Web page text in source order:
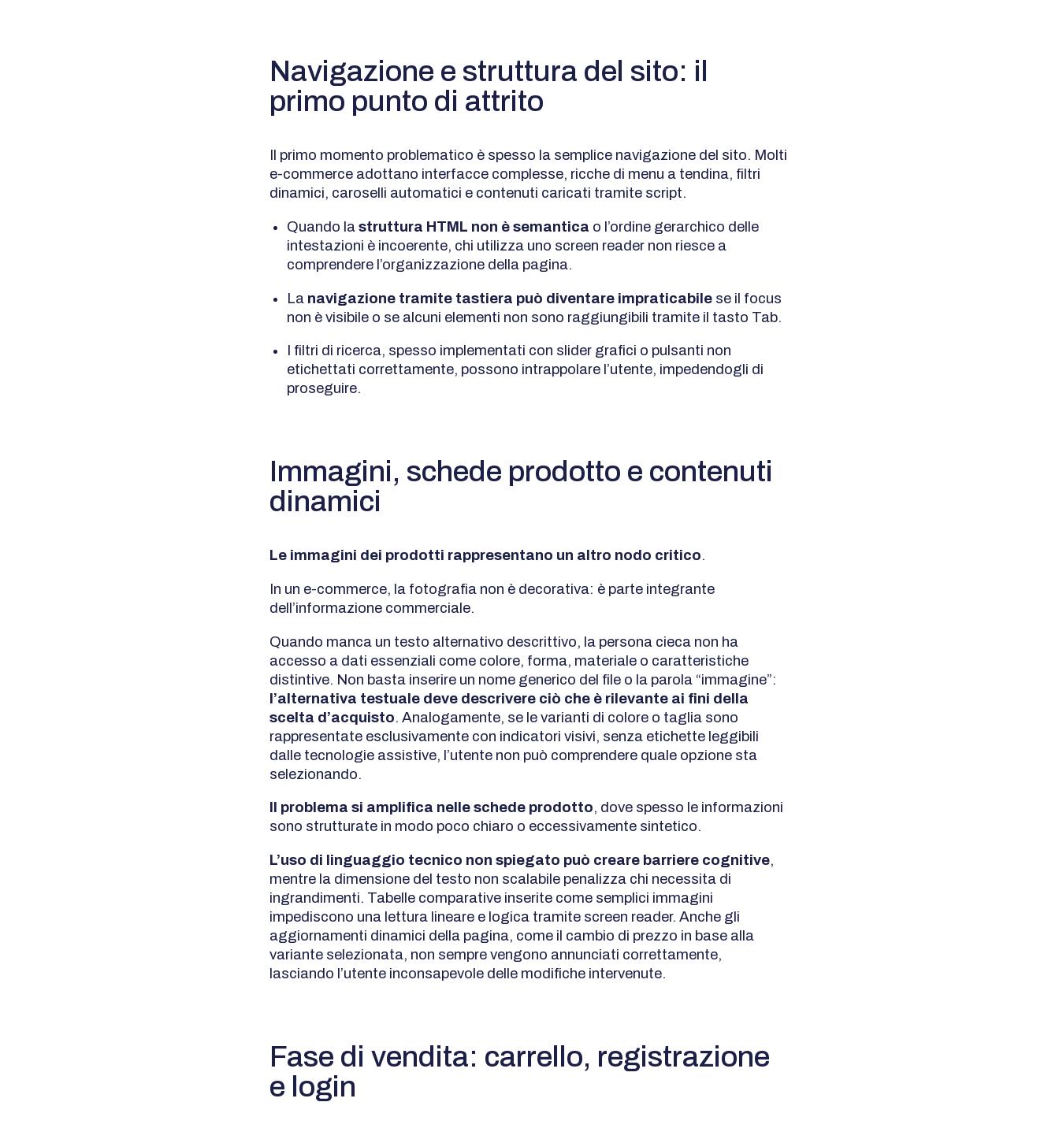
Navigazione e struttura del sito: il
primo punto di attrito
Il primo momento problematico è spesso la semplice navigazione del sito. Molti
e-commerce adottano interfacce complesse, ricche di menu a tendina, filtri
dinamici, caroselli automatici e contenuti caricati tramite script.
Quando lastruttura HTML non è semantica o l’ordine gerarchico delle
intestazioni è incoerente, chi utilizza uno screen reader non riesce a
comprendere l’organizzazione della pagina.
La navigazione tramite tastiera può diventare impraticabile se il focus
non è visibile o se alcuni elementi non sono raggiungibili tramite il tasto Tab.
I filtri di ricerca, spesso implementati con slider grafici o pulsanti non
etichettati correttamente, possono intrappolare l’utente, impedendogli di
proseguire.
Immagini, schede prodotto e contenuti
dinamici
Le immagini dei prodotti rappresentano un altro nodo critico.
In un e-commerce, la fotografia non è decorativa: è parte integrante
dell’informazione commerciale.
Quando manca un testo alternativo descrittivo, la persona cieca non ha
accesso a dati essenziali come colore, forma, materiale o caratteristiche
distintive. Non basta inserire un nome generico del file o la parola “immagine”:
l’alternativa testuale deve descrivere ciò che è rilevante ai fini della
scelta d’acquisto. Analogamente, se le varianti di colore o taglia sono
rappresentate esclusivamente con indicatori visivi, senza etichette leggibili
dalle tecnologie assistive, l’utente non può comprendere quale opzione sta
selezionando.
Il problema si amplifica nelle schede prodotto, dove spesso le informazioni
sono strutturate in modo poco chiaro o eccessivamente sintetico.
L’uso di linguaggio tecnico non spiegato può creare barriere cognitive,
mentre la dimensione del testo non scalabile penalizza chi necessita di
ingrandimenti. Tabelle comparative inserite come semplici immagini
impediscono una lettura lineare e logica tramite screen reader. Anche gli
aggiornamenti dinamici della pagina, come il cambio di prezzo in base alla
variante selezionata, non sempre vengono annunciati correttamente,
lasciando l’utente inconsapevole delle modifiche intervenute.
Fase di vendita: carrello, registrazione
e login